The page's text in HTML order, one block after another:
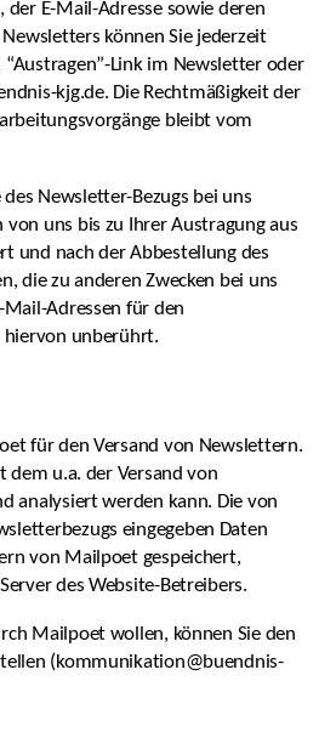
der E-Mail-Adresse sowie deren
können Sie jederzeit
Link im Newsletter oder
kjg.de. Die Rechtmäßigkeit der
bleibt vom
Newsletter-Bezugs bei uns
uns bis zu Ihrer Austragung aus
und nach der Abbestellung des
die zu anderen Zwecken bei uns
Mail-Adressen für den
hiervon unberührt.
für den Versand von Newslettern.
u.a. der Versand von
analysiert werden kann. Die von
eingegeben Daten
von Mailpoet gespeichert,
des Website-Betreibers.
Mailpoet wollen, können Sie den
(kommunikation@buendnis-